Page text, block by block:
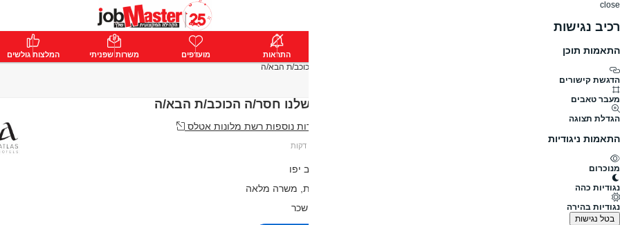
close
רכיב נגישות
התאמות תוכן
הדגשת קישורים
מעבר טאבים
הגדלת תצוגה
התאמות ניגודיות
מנוכרום
נגודיות כהה
נגודיות בהירה
בטל נגישות
פרימיום התחבר התראות מועדפים משרות שפניתי המלצות גולשים
למטבח שלנו חסר/ה הכוכב/ת הבא/ה
למטבח שלנו חסר/ה הכוכב/ת הבא/ה
מעבר למשרות נוספות רשת מלונות אטלס
תל אביב יפו
משמרות, משרה מלאה
לא צוין שכר